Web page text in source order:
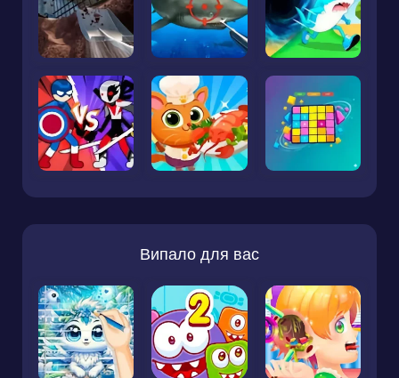
Випало для вас